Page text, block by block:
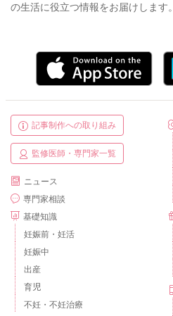
の生活に役立つ情報をお届けします。
記事制作への取り組み
監修医師・専門家一覧
ニュース
専門家相談
基礎知識
妊娠前・妊活
妊娠中
出産
育児
不妊・不妊治療